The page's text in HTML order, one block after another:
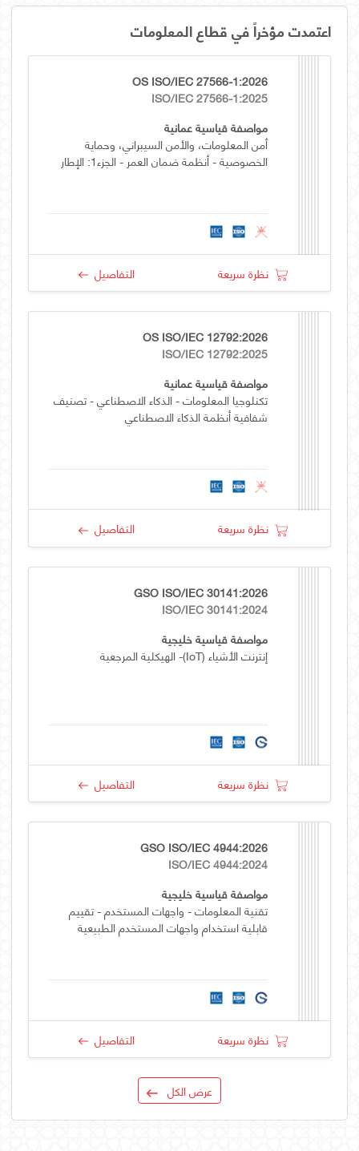
اعتمدت مؤخراً في قطاع المعلومات
OS ISO/IEC 27566-1:2026
ISO/IEC 27566-1:2025
مواصفة قياسية عمانية
أمن المعلومات، والأمن السيبراني، وحماية
الخصوصية - أنظمة ضمان العمر - الجزء1: الإطار
نظرة سريعة التفاصيل
OS ISO/IEC 12792:2026
ISO/IEC 12792:2025
مواصفة قياسية عمانية
تكنلوجيا المعلومات - الذكاء الاصطناعي - تصنيف
شفافية أنظمة الذكاء الاصطناعي
نظرة سريعة التفاصيل
GSO ISO/IEC 30141:2026
ISO/IEC 30141:2024
مواصفة قياسية خليجية
إنترنت الأشياء (IoT)- الهيكلية المرجعية
نظرة سريعة التفاصيل
GSO ISO/IEC 4944:2026
ISO/IEC 4944:2024
مواصفة قياسية خليجية
تقنية المعلومات - واجهات المستخدم - تقييم
قابلية استخدام واجهات المستخدم الطبيعية
نظرة سريعة التفاصيل
عرض الكل